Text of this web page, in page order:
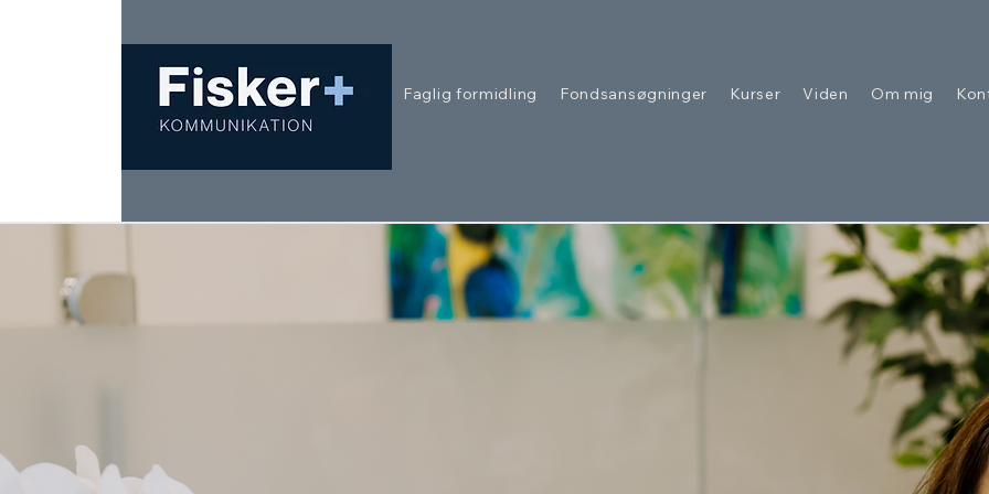
Faglig formidling Fondsansøgninger Kurser Viden Om mig